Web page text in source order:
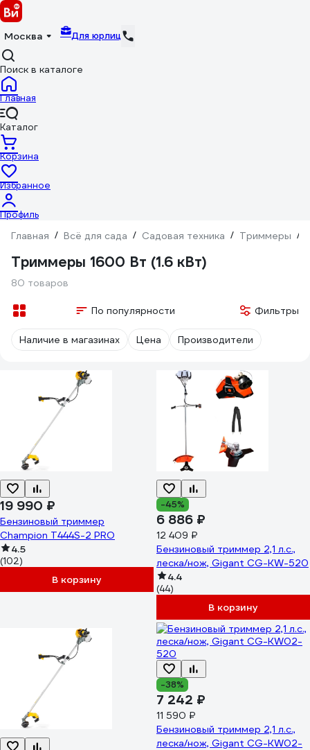
Москва Для юрлиц
Поиск в каталоге
Главная
Каталог
Корзина
Избранное
Профиль
Главная / Всё для сада / Садовая техника / Триммеры /
Триммеры 1600 Вт (1.6 кВт)
80 товаров
По популярности Фильтры
Наличие в магазинах Цена Производители
19 990 ₽
Бензиновый триммер
Champion T444S-2 PRO
4.5
(102)
В корзину
-45%
6 886 ₽
12 409 ₽
Бензиновый триммер 2,1 л.с.,
леска/нож, Gigant CG-KW-520
4.4
(44)
В корзину
-38%
7 242 ₽
11 590 ₽
Бензиновый триммер 2,1 л.с.,
леска/нож, Gigant CG-KW02-